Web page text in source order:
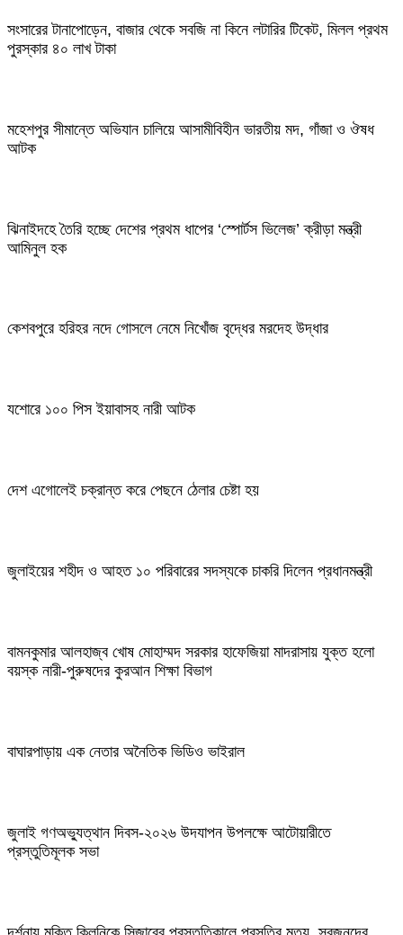
সংসারের টানাপোড়েন, বাজার থেকে সবজি না কিনে লটারির টিকেট, মিলল প্রথম
পুরস্কার ৪০ লাখ টাকা
মহেশপুর সীমান্তে অভিযান চালিয়ে আসামীবিহীন ভারতীয় মদ, গাঁজা ও ঔষধ
আটক
ঝিনাইদহে তৈরি হচ্ছে দেশের প্রথম ধাপের ‘স্পোর্টস ভিলেজ’ ক্রীড়া মন্ত্রী
আমিনুল হক
কেশবপুরে হরিহর নদে গোসলে নেমে নিখোঁজ বৃদ্ধের মরদেহ উদ্ধার
যশোরে ১০০ পিস ইয়াবাসহ নারী আটক
দেশ এগোলেই চক্রান্ত করে পেছনে ঠেলার চেষ্টা হয়
জুলাইয়ের শহীদ ও আহত ১০ পরিবারের সদস্যকে চাকরি দিলেন প্রধানমন্ত্রী
বামনকুমার আলহাজ্ব খোষ মোহাম্মদ সরকার হাফেজিয়া মাদরাসায় যুক্ত হলো
বয়স্ক নারী-পুরুষদের কুরআন শিক্ষা বিভাগ
বাঘারপাড়ায় এক নেতার অনৈতিক ভিডিও ভাইরাল
জুলাই গণঅভ্যুত্থান দিবস-২০২৬ উদযাপন উপলক্ষে আটোয়ারীতে
প্রস্তুতিমূলক সভা